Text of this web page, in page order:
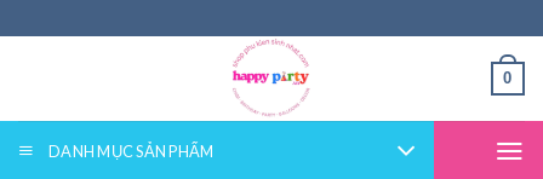
0
DANH MỤC SẢN PHẨM